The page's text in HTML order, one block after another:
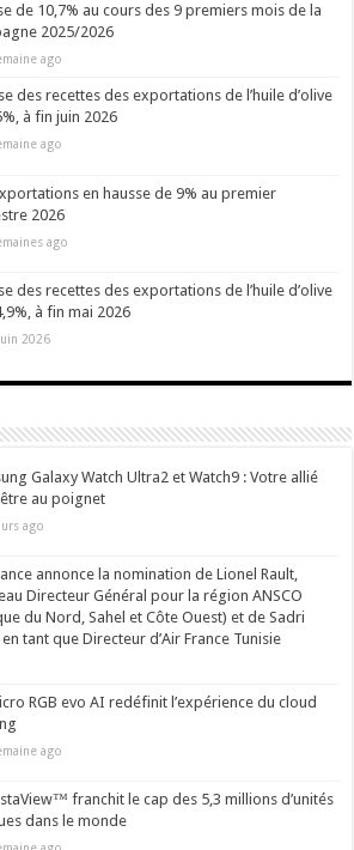
de 10,7% au cours des 9 premiers mois de la
2025/2026
ago
des recettes des exportations de l’huile d’olive
à fin juin 2026
ago
en hausse de 9% au premier
2026
ago
des recettes des exportations de l’huile d’olive
à fin mai 2026
2026
Galaxy Watch Ultra2 et Watch9 : Votre allié
au poignet
ago
annonce la nomination de Lionel Rault,
Directeur Général pour la région ANSCO
du Nord, Sahel et Côte Ouest) et de Sadri
en tant que Directeur d’Air France Tunisie
RGB evo AI redéfinit l’expérience du cloud
ago
franchit le cap des 5,3 millions d’unités
dans le monde